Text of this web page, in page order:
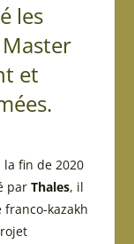
les
et
la fin de 2020
par Thales, il
kazakh